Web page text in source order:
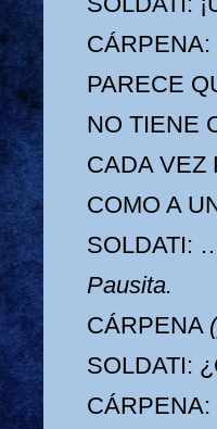
CÁRPENA:
PARECE
NO TIENE
CADA VEZ
COMO A
SOLDATI:
Pausita.
CÁRPENA
SOLDATI:
CÁRPENA: